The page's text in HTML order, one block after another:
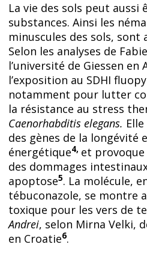
La vie des sols peut aussi
substances. Ainsi les
minuscules des sols, sont
Selon les analyses de
l’université de Giessen en
l’exposition au SDHI
notamment pour lutter
la résistance au stress
Caenorhabditis elegans.
des gènes de la longévité
énergétique4, et
des dommages
apoptose5. La molécule,
tébuconazole, se montre
toxique pour les vers de
Andrei, selon Mirna Velki,
en Croatie6.